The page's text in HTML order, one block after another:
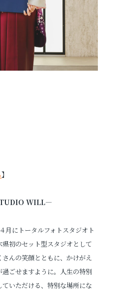
】
WILL—
にトータルフォトスタジオト
初のセット型スタジオとして
んの笑顔とともに、かけがえ
ごせますように。人生の特別
いただける、特別な場所にな